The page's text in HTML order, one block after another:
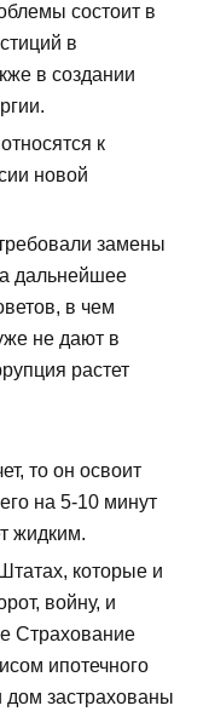
состоит в
в
в создании
к
новой
замены
дальнейшее
в чем
не дают в
растет
то он освоит
на 5-10 минут
жидким.
которые и
войну, и
Страхование
ипотечного
дом застрахованы